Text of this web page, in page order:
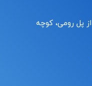
از پل رومی، کوچه